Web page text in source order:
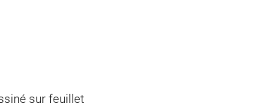
sur feuillet